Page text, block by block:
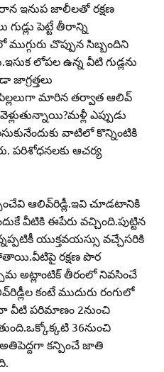
ఇనుప జాలీలతో రక్షణ
గుడ్లు పెట్టే తీరాన్ని
ముగ్గురు చొప్పున సిబ్బందిని
లోపల ఉన్న వీటి గుడ్లను
జాగ్రత్తలు
పిల్లలుగా మారిన తర్వాత ఆలివ్‌
ఎప్పుడు
వాటిలో కొన్నింటికి
పరిశోధనలకు ఆచర్య
ఆలివ్‌రిడ్లీ.ఇవి చూడటానికి
వీటికి ఈపేరు వచ్చింది.పుట్టిన
యుక్తవయస్సు వచ్చేసరికి
రక్షణ పొర
అట్లాంటిక్‌ తీరంలో నివసించే
కంటే ముదురు రంగులో
వీటి పరిమాణం 2నుంచి
36నుంచి
కన్పించే జాతి